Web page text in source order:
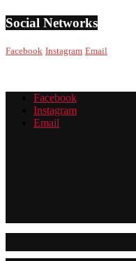
Social Networks
Facebook Instagram Email
Facebook
Instagram
Email